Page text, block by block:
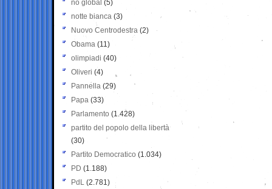
no global (5)
notte bianca (3)
Nuovo Centrodestra (2)
Obama (11)
olimpiadi (40)
Oliveri (4)
Pannella (29)
Papa (33)
Parlamento (1.428)
partito del popolo della libertà
(30)
Partito Democratico (1.034)
PD (1.188)
PdL (2.781)